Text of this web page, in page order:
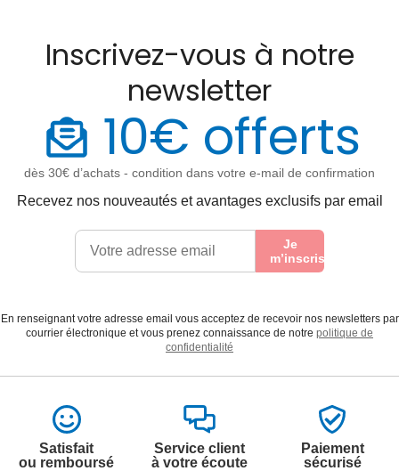
Inscrivez-vous à notre
newsletter
10€ offerts
dès 30€ d’achats - condition dans votre e-mail de confirmation
Recevez nos nouveautés et avantages exclusifs par email
Je
m’inscris
En renseignant votre adresse email vous acceptez de recevoir nos newsletters par
courrier électronique et vous prenez connaissance de notre politique de
confidentialité
Satisfait
ou remboursé
Service client
à votre écoute
Paiement
sécurisé